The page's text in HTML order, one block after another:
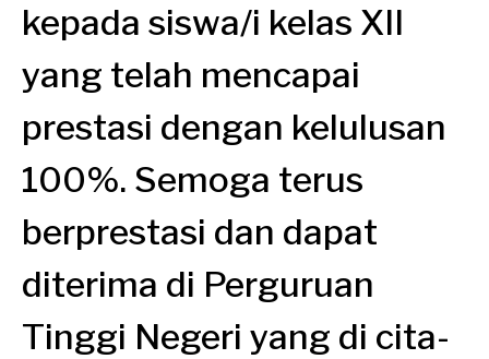
kepada siswa/i kelas XII
yang telah mencapai
prestasi dengan kelulusan
100%. Semoga terus
berprestasi dan dapat
diterima di Perguruan
Tinggi Negeri yang di cita-